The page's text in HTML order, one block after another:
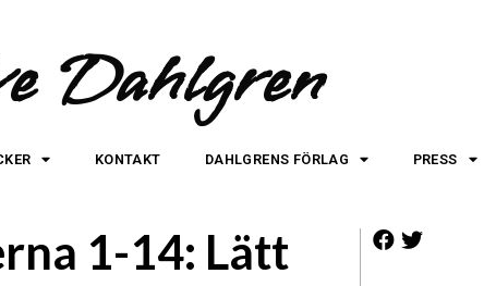
Dahlgren
KONTAKT DAHLGRENS FÖRLAG PRESS
1-14: Lätt